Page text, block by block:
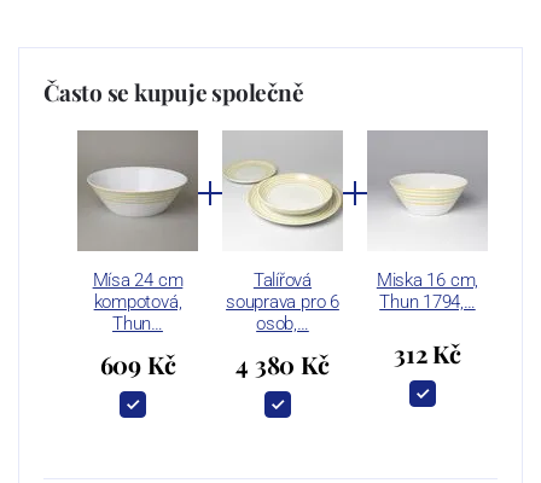
Často se kupuje společně
Mísa 24 cm
kompotová,
Thun…
609 Kč
Talířová
souprava pro 6
osob,…
4 380 Kč
Miska 16 cm,
Thun 1794,…
312 Kč